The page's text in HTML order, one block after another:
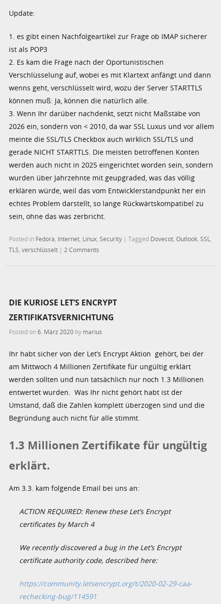
Update:
1. es gibt einen Nachfolgeartikel zur Frage ob IMAP sicherer
ist als POP3
2. Es kam die Frage nach der Oportunistischen
Verschlüsselung auf, wobei es mit Klartext anfängt und dann
wenns geht, verschlüsselt wird, wozu der Server STARTTLS
können muß: Ja, können die natürlich alle.
3. Wenn Ihr darüber nachdenkt, setzt nicht Maßstäbe von
2026 ein, sondern von < 2010, da war SSL Luxus und vor allem
meinte die SSL/TLS Checkbox auch wirklich SSL/TLS und
gerade NICHT STARTTLS. Die meisten betroffenen Konten
werden auch nicht in 2025 eingerichtet worden sein, sondern
wurden über Jahrzehnte mit geupgraded, was das völlig
erklären würde, weil das vom Entwicklerstandpunkt her ein
echtes Problem darstellt, so lange Rückwärtskompatibel zu
sein, ohne das was zerbricht.
Posted in Fedora Internet Linux ,Security |Tagged Dovecot ,Outlook ,SSL
TLS ,verschlüsselt | 2 Comments
DIE KURIOSE LET’S ENCRYPT
ZERTIFIKATSVERNICHTUNG
Posted on6. März 2020 by marius
Ihr habt sicher von der Let’s Encrypt Aktion gehört, bei der
am Mittwoch 4 Millionen Zertifikate für ungültig erklärt
werden sollten und nun tatsächlich nur noch 1.3 Millionen
entwertet wurden. Was Ihr nicht gehört habt ist der
Umstand, daß die Zahlen komplett überzogen sind und die
Begründung auch nicht für alle stimmt.
1.3 Millionen Zertifikate für ungültig
erklärt.
Am 3.3. kam folgende Email bei uns an:
ACTION REQUIRED: Renew these Let’s Encrypt
certificates by March 4
We recently discovered a bug in the Let’s Encrypt
certificate authority code, described here:
https://community.letsencrypt.org/t/2020-02-29-caa-
rechecking-bug/114591